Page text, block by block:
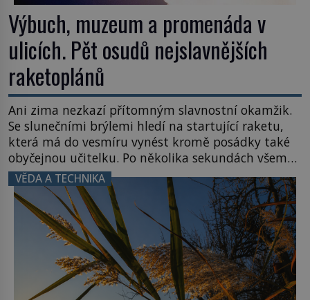
Výbuch, muzeum a promenáda v
ulicích. Pět osudů nejslavnějších
raketoplánů
Ani zima nezkazí přítomným slavnostní okamžik.
Se slunečními brýlemi hledí na startující raketu,
která má do vesmíru vynést kromě posádky také
obyčejnou učitelku. Po několika sekundách všem
ztuhnou úsměvy, stroj totiž exploduje. Jejich
konstrukce není z levného kraje, daňové
poplatníky stojí miliardy dolarů. Na druhou stranu
zvládnou jen představitelné věci. Na malé kousky
Název: Columbia První […]
VĚDA A TECHNIKA